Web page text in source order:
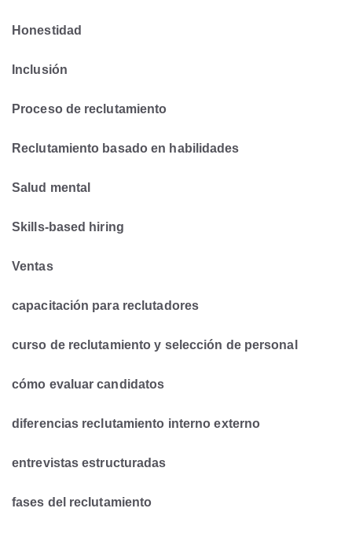
Honestidad
Inclusión
Proceso de reclutamiento
Reclutamiento basado en habilidades
Salud mental
Skills-based hiring
Ventas
capacitación para reclutadores
curso de reclutamiento y selección de personal
cómo evaluar candidatos
diferencias reclutamiento interno externo
entrevistas estructuradas
fases del reclutamiento